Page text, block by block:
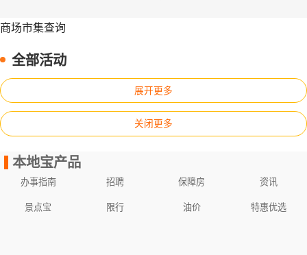
商场市集查询
全部活动
展开更多
关闭更多
本地宝产品
办事指南 招聘 保障房 资讯
景点宝 限行 油价 特惠优选